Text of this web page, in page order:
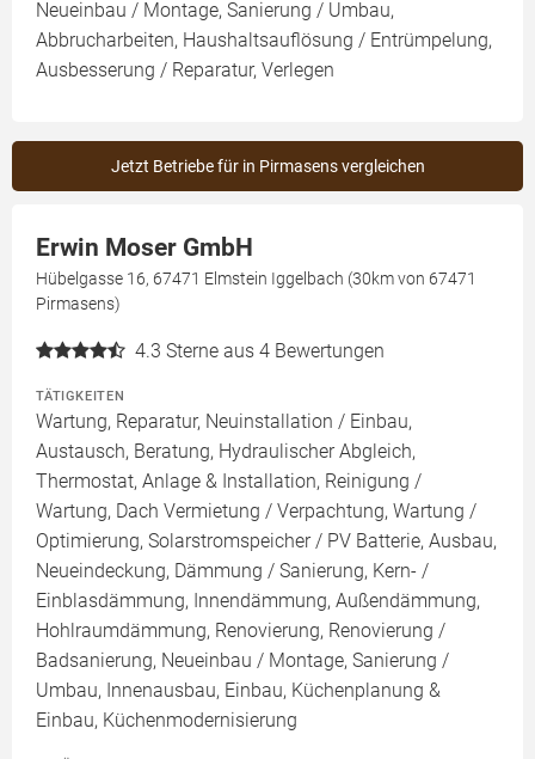
Neueinbau / Montage, Sanierung / Umbau,
Abbrucharbeiten, Haushaltsauflösung / Entrümpelung,
Ausbesserung / Reparatur, Verlegen
Jetzt Betriebe für in Pirmasens vergleichen
Erwin Moser GmbH
Hübelgasse 16, 67471 Elmstein Iggelbach (30km von 67471
Pirmasens)
4.3 Sterne aus 4 Bewertungen
TÄTIGKEITEN
Wartung, Reparatur, Neuinstallation / Einbau,
Austausch, Beratung, Hydraulischer Abgleich,
Thermostat, Anlage & Installation, Reinigung /
Wartung, Dach Vermietung / Verpachtung, Wartung /
Optimierung, Solarstromspeicher / PV Batterie, Ausbau,
Neueindeckung, Dämmung / Sanierung, Kern- /
Einblasdämmung, Innendämmung, Außendämmung,
Hohlraumdämmung, Renovierung, Renovierung /
Badsanierung, Neueinbau / Montage, Sanierung /
Umbau, Innenausbau, Einbau, Küchenplanung &
Einbau, Küchenmodernisierung